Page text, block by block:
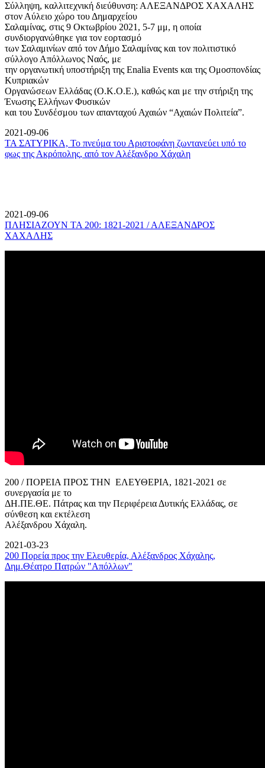
Σύλληψη, καλλιτεχνική διεύθυνση: ΑΛΕΞΑΝΔΡΟΣ ΧΑΧΑΛΗΣ
στον Αύλειο χώρο του Δημαρχείου
Σαλαμίνας, στις 9 Οκτωβρίου 2021, 5-7 μμ, η οποία
συνδιοργανώθηκε για τον εορτασμό
των Σαλαμινίων από τον Δήμο Σαλαμίνας και τον πολιτιστικό
σύλλογο Απόλλωνος Ναός, με
την οργανωτική υποστήριξη της Enalia Events και της Ομοσπονδίας
Κυπριακών
Οργανώσεων Ελλάδας (Ο.Κ.Ο.Ε.), καθώς και με την στήριξη της
Ένωσης Ελλήνων Φυσικών
και του Συνδέσμου των απανταχού Αχαιών “Αχαιών Πολιτεία”.
2021-09-06
ΤΑ ΣΑΤΥΡΙΚΑ, Το πνεύμα του Αριστοφάνη ζωντανεύει υπό το
φως της Ακρόπολης, από τον Αλέξανδρο Χάχαλη
2021-09-06
ΠΛΗΣΙΑΖΟΥΝ ΤΑ 200: 1821-2021 / ΑΛΕΞΑΝΔΡΟΣ
ΧΑΧΑΛΗΣ
200 / ΠΟΡΕΙΑ ΠΡΟΣ ΤΗΝ ΕΛΕΥΘΕΡΙΑ, 1821-2021 σε
συνεργασία με το
ΔΗ.ΠΕ.ΘΕ. Πάτρας και την Περιφέρεια Δυτικής Ελλάδας, σε
σύνθεση και εκτέλεση
Αλέξανδρου Χάχαλη.
2021-03-23
200 Πορεία προς την Ελευθερία, Αλέξανδρος Χάχαλης,
Δημ.Θέατρο Πατρών "Απόλλων"